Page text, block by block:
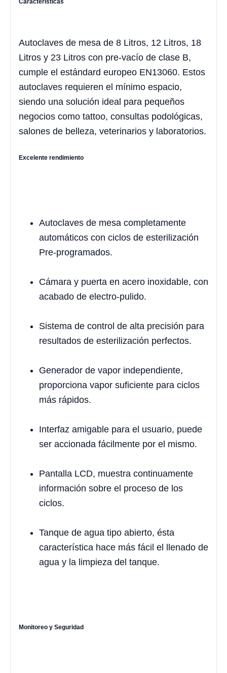
Autoclaves de mesa de 8 Litros, 12 Litros, 18
Litros y 23 Litros con pre-vacío de clase B,
cumple el estándard europeo EN13060. Estos
autoclaves requieren el mínimo espacio,
siendo una solución ideal para pequeños
negocios como tattoo, consultas podológicas,
salones de belleza, veterinarios y laboratorios.
Excelente rendimiento
Autoclaves de mesa completamente
automáticos con ciclos de esterilización
Pre-programados.
Cámara y puerta en acero inoxidable, con
acabado de electro-pulido.
Sistema de control de alta precisión para
resultados de esterilización perfectos.
Generador de vapor independiente,
proporciona vapor suficiente para ciclos
más rápidos.
Interfaz amigable para el usuario, puede
ser accionada fácilmente por el mismo.
Pantalla LCD, muestra continuamente
información sobre el proceso de los
ciclos.
Tanque de agua tipo abierto, ésta
característica hace más fácil el llenado de
agua y la limpieza del tanque.
Monitoreo y Seguridad